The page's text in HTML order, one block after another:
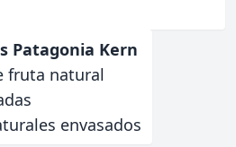
Patagonia Kern
fruta natural
envasados